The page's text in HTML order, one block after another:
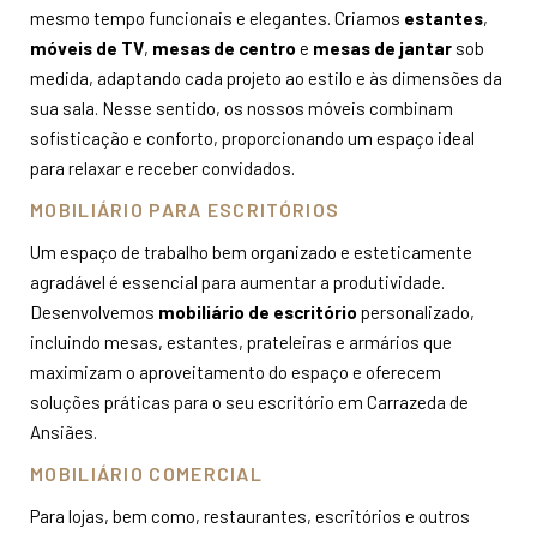
mesmo tempo funcionais e elegantes. Criamos estantes,
móveis de TV, mesas de centro e mesas de jantar sob
medida, adaptando cada projeto ao estilo e às dimensões da
sua sala. Nesse sentido, os nossos móveis combinam
sofisticação e conforto, proporcionando um espaço ideal
para relaxar e receber convidados.
MOBILIÁRIO PARA ESCRITÓRIOS
Um espaço de trabalho bem organizado e esteticamente
agradável é essencial para aumentar a produtividade.
Desenvolvemos mobiliário de escritório personalizado,
incluindo mesas, estantes, prateleiras e armários que
maximizam o aproveitamento do espaço e oferecem
soluções práticas para o seu escritório em Carrazeda de
Ansiães.
MOBILIÁRIO COMERCIAL
Para lojas, bem como, restaurantes, escritórios e outros